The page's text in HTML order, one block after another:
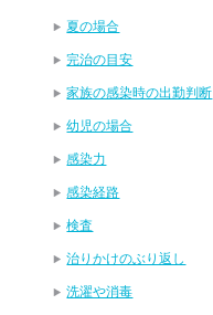
夏の場合
完治の目安
家族の感染時の出勤判断
幼児の場合
感染力
感染経路
検査
治りかけのぶり返し
洗濯や消毒